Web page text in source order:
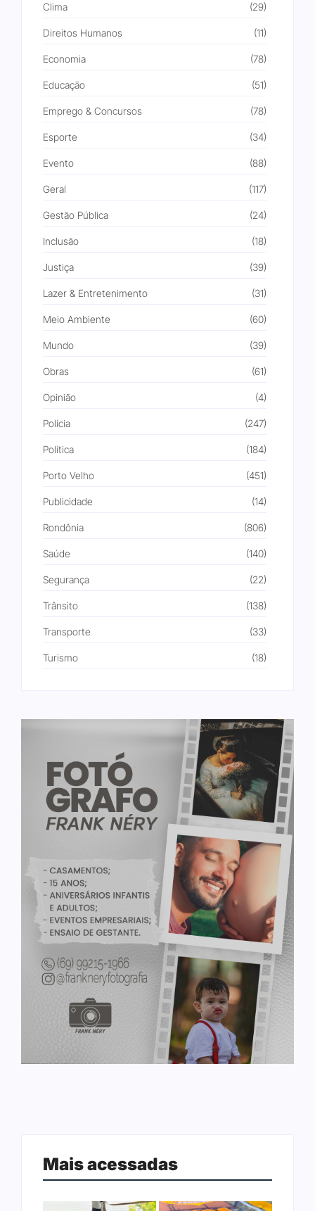
Clima (29)
Direitos Humanos (11)
Economia (78)
Educação (51)
Emprego & Concursos (78)
Esporte (34)
Evento (88)
Geral (117)
Gestão Pública (24)
Inclusão (18)
Justiça (39)
Lazer & Entretenimento (31)
Meio Ambiente (60)
Mundo (39)
Obras (61)
Opinião (4)
Polícia (247)
Política (184)
Porto Velho (451)
Publicidade (14)
Rondônia (806)
Saúde (140)
Segurança (22)
Trânsito (138)
Transporte (33)
Turismo (18)
Mais acessadas